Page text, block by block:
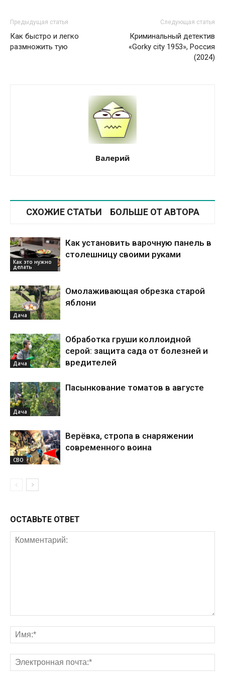
Предыдущая статья
Как быстро и легко
размножить тую
Следующая статья
Криминальный детектив
«Gorky city 1953», Россия
(2024)
Валерий
СХОЖИЕ СТАТЬИ БОЛЬШЕ ОТ АВТОРА
Как это нужно
делать
Как установить варочную панель в
столешницу своими руками
Дача
Омолаживающая обрезка старой
яблони
Дача
Обработка груши коллоидной
серой: защита сада от болезней и
вредителей
Дача
Пасынкование томатов в августе
СВО
Верёвка, стропа в снаряжении
современного воина
ОСТАВЬТЕ ОТВЕТ